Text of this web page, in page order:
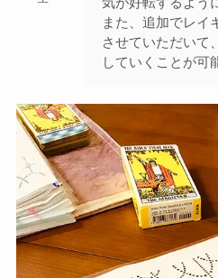
また、追加でレイ
させていただいて
していくことが可